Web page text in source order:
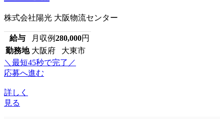
株式会社陽光 大阪物流センター
給与 月収例280,000円
勤務地 大阪府 大東市
＼最短45秒で完了／
応募へ進む
詳しく
見る